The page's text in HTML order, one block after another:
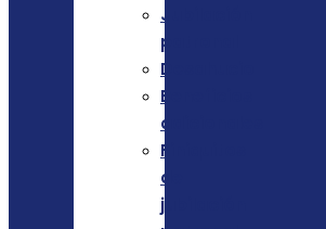
Jubilación
patronal
Desahucio
Beneficios
adicionales
Finiquitos
de
jubilación